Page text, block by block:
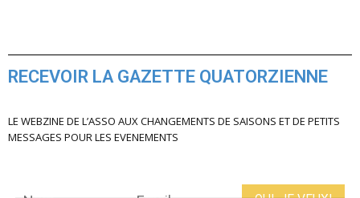
RECEVOIR LA GAZETTE QUATORZIENNE
LE WEBZINE DE L’ASSO AUX CHANGEMENTS DE SAISONS ET DE PETITS
MESSAGES POUR LES EVENEMENTS